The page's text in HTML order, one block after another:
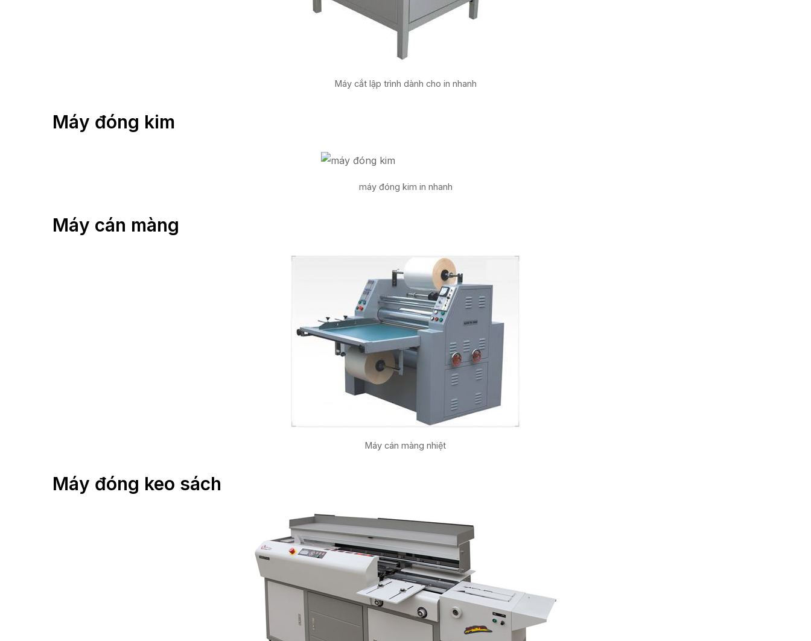
Máy cắt lập trình dành cho in nhanh
Máy đóng kim
máy đóng kim in nhanh
Máy cán màng
Máy cán màng nhiệt
Máy đóng keo sách